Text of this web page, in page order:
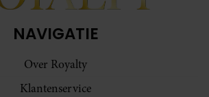
NAVIGATIE
Over Royalty
Klantenservice